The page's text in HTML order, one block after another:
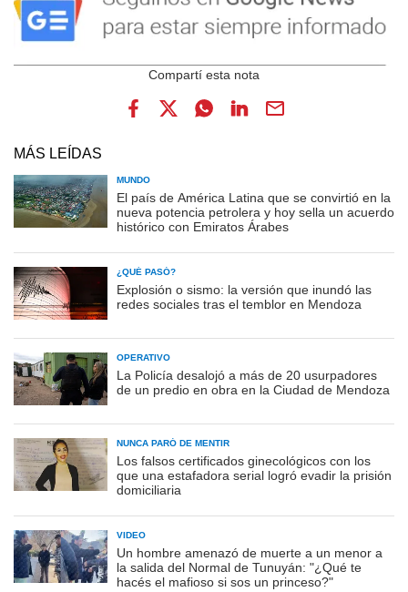
MÁS LEÍDAS
MUNDO
El país de América Latina que se convirtió en la
nueva potencia petrolera y hoy sella un acuerdo
histórico con Emiratos Árabes
¿QUÉ PASÓ?
Explosión o sismo: la versión que inundó las
redes sociales tras el temblor en Mendoza
OPERATIVO
La Policía desalojó a más de 20 usurpadores
de un predio en obra en la Ciudad de Mendoza
NUNCA PARÓ DE MENTIR
Los falsos certificados ginecológicos con los
que una estafadora serial logró evadir la prisión
domiciliaria
VIDEO
Un hombre amenazó de muerte a un menor a
la salida del Normal de Tunuyán: "¿Qué te
hacés el mafioso si sos un princeso?"